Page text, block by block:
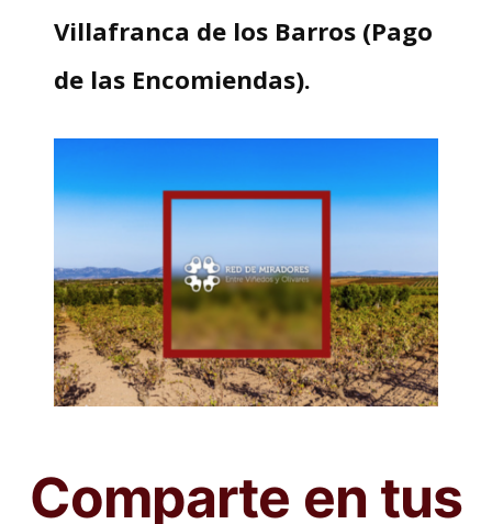
Villafranca de los Barros (Pago
de las Encomiendas).
Comparte en tus